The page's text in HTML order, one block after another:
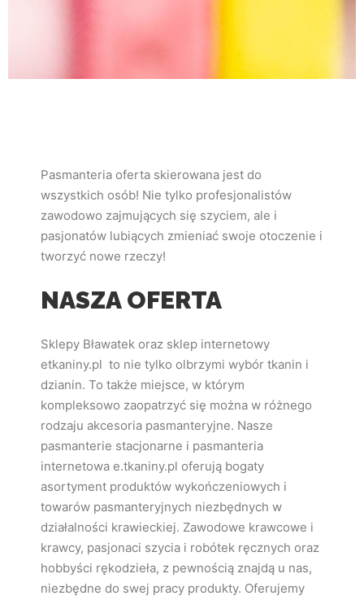
Pasmanteria oferta skierowana jest do
wszystkich osób! Nie tylko profesjonalistów
zawodowo zajmujących się szyciem, ale i
pasjonatów lubiących zmieniać swoje otoczenie i
tworzyć nowe rzeczy!
NASZA OFERTA
Sklepy Bławatek oraz sklep internetowy
etkaniny.pl to nie tylko olbrzymi wybór tkanin i
dzianin. To także miejsce, w którym
kompleksowo zaopatrzyć się można w różnego
rodzaju akcesoria pasmanteryjne. Nasze
pasmanterie stacjonarne i pasmanteria
internetowa e.tkaniny.pl oferują bogaty
asortyment produktów wykończeniowych i
towarów pasmanteryjnych niezbędnych w
działalności krawieckiej. Zawodowe krawcowe i
krawcy, pasjonaci szycia i robótek ręcznych oraz
hobbyści rękodzieła, z pewnością znajdą u nas,
niezbędne do swej pracy produkty. Oferujemy